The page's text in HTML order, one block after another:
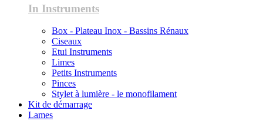
In Instruments
Box - Plateau Inox - Bassins Rénaux
Ciseaux
Etui Instruments
Limes
Petits Instruments
Pinces
Stylet à lumière - le monofilament
Kit de démarrage
Lames